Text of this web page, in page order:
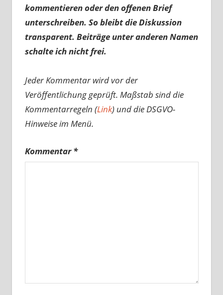
kommentieren oder den offenen Brief
unterschreiben. So bleibt die Diskussion
transparent. Beiträge unter anderen Namen
schalte ich nicht frei.
Jeder Kommentar wird vor der
Veröffentlichung geprüft. Maßstab sind die
Kommentarregeln (Link) und die DSGVO-
Hinweise im Menü.
Kommentar*